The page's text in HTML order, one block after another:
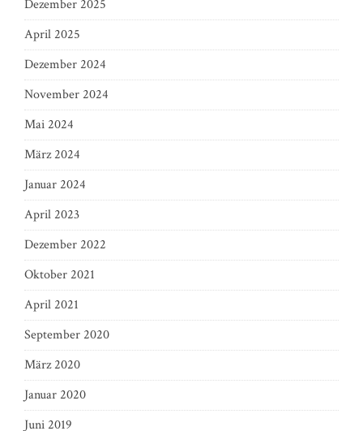
Dezember 2025
April 2025
Dezember 2024
November 2024
Mai 2024
März 2024
Januar 2024
April 2023
Dezember 2022
Oktober 2021
April 2021
September 2020
März 2020
Januar 2020
Juni 2019